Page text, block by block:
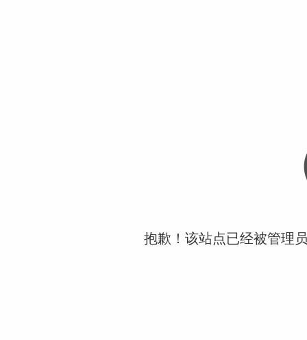
抱歉！该站点已经被管理